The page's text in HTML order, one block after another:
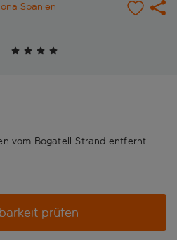
Spanien
vom Bogatell-Strand entfernt
prüfen